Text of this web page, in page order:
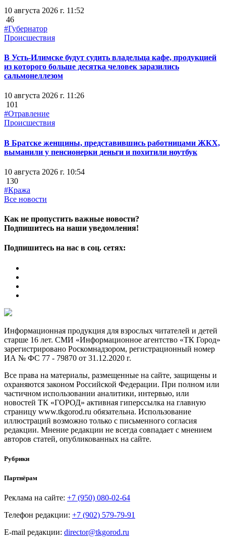
10 августа 2026 г. 11:52
46
#Губернатор
Происшествия
В Усть-Илимске будут судить владельца кафе, продукцией
из которого больше десятка человек заразились
сальмонеллезом
10 августа 2026 г. 11:26
101
#Отравление
Происшествия
В Братске женщины, представившись работницами ЖКХ,
выманили у пенсионерки деньги и похитили ноутбук
10 августа 2026 г. 10:54
130
#Кража
Все новости
Как не пропустить важные новости?
Подпишитесь на наши уведомления!
Подпишитесь на нас в соц. сетях:
Информационная продукция для взрослых читателей и детей
старше 16 лет. СМИ «Информационное агентство «ТК Город»
зарегистрировано Роскомнадзором, регистрационный номер
ИА № ФС 77 - 79870 от 31.12.2020 г.
Все права на материалы, размещенные на сайте, защищены и
охраняются законом Российской Федерации. При полном или
частичном использовании аналитики, интервью, или
новостей ТК «ГОРОД» активная гиперссылка на главную
страницу www.tkgorod.ru обязательна. Использование
иллюстраций возможно только с письменного согласия
редакции. Мнение редакции не всегда совпадает с мнением
авторов статей, опубликованных на сайте.
Рубрики
Партнёрам
Реклама на сайте: +7 (950) 080-02-64
Телефон редакции: +7 (902) 579-79-91
E-mail редакции: director@tkgorod.ru